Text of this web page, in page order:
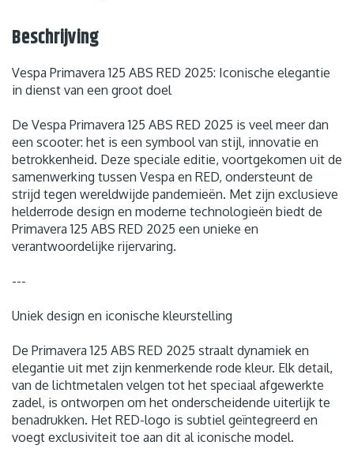
Beschrijving
Vespa Primavera 125 ABS RED 2025: Iconische elegantie
in dienst van een groot doel
De Vespa Primavera 125 ABS RED 2025 is veel meer dan
een scooter: het is een symbool van stijl, innovatie en
betrokkenheid. Deze speciale editie, voortgekomen uit de
samenwerking tussen Vespa en RED, ondersteunt de
strijd tegen wereldwijde pandemieën. Met zijn exclusieve
helderrode design en moderne technologieën biedt de
Primavera 125 ABS RED 2025 een unieke en
verantwoordelijke rijervaring.
---
Uniek design en iconische kleurstelling
De Primavera 125 ABS RED 2025 straalt dynamiek en
elegantie uit met zijn kenmerkende rode kleur. Elk detail,
van de lichtmetalen velgen tot het speciaal afgewerkte
zadel, is ontworpen om het onderscheidende uiterlijk te
benadrukken. Het RED-logo is subtiel geïntegreerd en
voegt exclusiviteit toe aan dit al iconische model.